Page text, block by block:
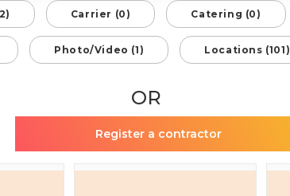
Carrier (0) Catering (0)
Photo/Video (1) Locations (101)
OR
Register a contractor